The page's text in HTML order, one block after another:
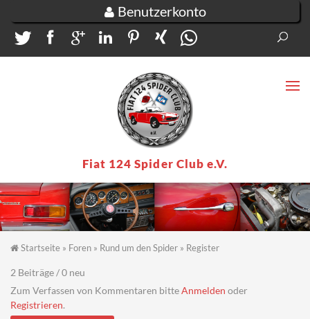
Benutzerkonto
Fiat 124 Spider Club e.V.
Sie sind hier
Startseite » Foren » Rund um den Spider » Register
2 Beiträge / 0 neu
Zum Verfassen von Kommentaren bitteAnmelden oder
Registrieren.